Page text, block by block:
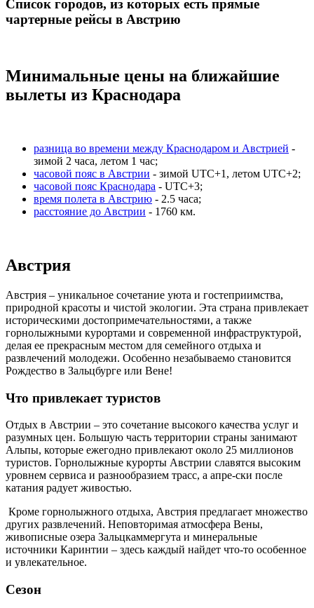
Список городов, из которых есть прямые
чартерные рейсы в Австрию
Минимальные цены на ближайшие
вылеты из Краснодара
разница во времени между Краснодаром и Австрией -
зимой 2 часа, летом 1 час;
часовой пояс в Австрии - зимой UTC+1, летом UTC+2;
часовой пояс Краснодара - UTC+3;
время полета в Австрию - 2.5 часа;
расстояние до Австрии - 1760 км.
Австрия
Австрия – уникальное сочетание уюта и гостеприимства,
природной красоты и чистой экологии. Эта страна привлекает
историческими достопримечательностями, а также
горнолыжными курортами и современной инфраструктурой,
делая ее прекрасным местом для семейного отдыха и
развлечений молодежи. Особенно незабываемо становится
Рождество в Зальцбурге или Вене!
Что привлекает туристов
Отдых в Австрии – это сочетание высокого качества услуг и
разумных цен. Большую часть территории страны занимают
Альпы, которые ежегодно привлекают около 25 миллионов
туристов. Горнолыжные курорты Австрии славятся высоким
уровнем сервиса и разнообразием трасс, а апре-ски после
катания радует живостью.
Кроме горнолыжного отдыха, Австрия предлагает множество
других развлечений. Неповторимая атмосфера Вены,
живописные озера Зальцкаммергута и минеральные
источники Каринтии – здесь каждый найдет что-то особенное
и увлекательное.
Сезон